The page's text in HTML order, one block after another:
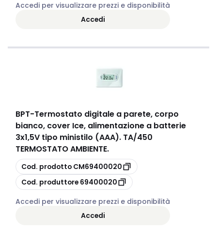
Accedi per visualizzare prezzi e disponibilità
Accedi
BPT-Termostato digitale a parete, corpo
bianco, cover Ice, alimentazione a batterie
3x1,5V tipo ministilo (AAA). TA/450
TERMOSTATO AMBIENTE.
copia
Cod. prodotto CM69400020
copia
Cod. produttore 69400020
Accedi per visualizzare prezzi e disponibilità
Accedi